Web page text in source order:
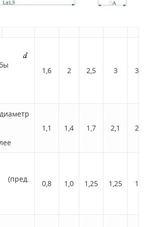
1,6 2 2,5 3 3,5
1,1 1,4 1,7 2,1 2,4
(пред. 0,8 1,0 1,25 1,25 1,5